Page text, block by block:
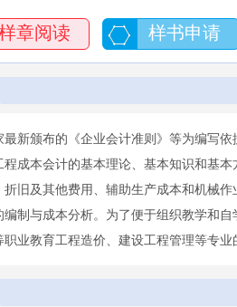
章阅读 样书申请
最新颁布的《企业会计准则》等为编写
程成本会计的基本理论、基本知识和基
折旧及其他费用、辅助生产成本和机械
制与成本分析。为了便于组织教学和自
业教育工程造价、建设工程管理等专